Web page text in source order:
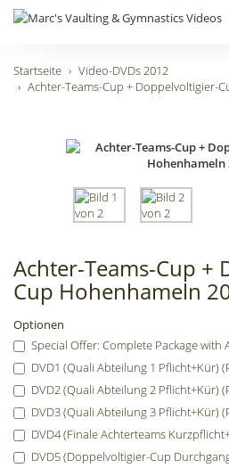
Startseite
Video-DVDs 2012
Achter-Teams-Cup + Doppelvoltigier-
Achter-Teams-Cup +
Cup Hohenhameln
Optionen
Special Offer: Complete Package with
DVD1 (Quali Abteilung 1 Pflicht+Kür)
DVD2 (Quali Abteilung 2 Pflicht+Kür)
DVD3 (Quali Abteilung 3 Pflicht+Kür)
DVD4 (Finale Achterteams
DVD5 (Doppelvoltigier-Cup